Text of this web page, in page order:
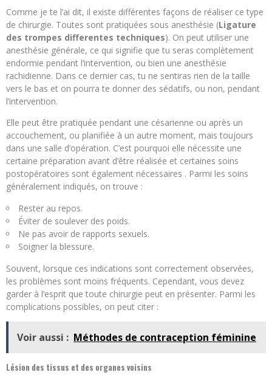
Comme je te l’ai dit, il existe différentes façons de réaliser ce type
de chirurgie. Toutes sont pratiquées sous anesthésie (Ligature
des trompes differentes techniques). On peut utiliser une
anesthésie générale, ce qui signifie que tu seras complètement
endormie pendant l’intervention, ou bien une anesthésie
rachidienne. Dans ce dernier cas, tu ne sentiras rien de la taille
vers le bas et on pourra te donner des sédatifs, ou non, pendant
l’intervention.
Elle peut être pratiquée pendant une césarienne ou après un
accouchement, ou planifiée à un autre moment, mais toujours
dans une salle d’opération. C’est pourquoi elle nécessite une
certaine préparation avant d’être réalisée et certaines soins
postopératoires sont également nécessaires . Parmi les soins
généralement indiqués, on trouve :
Rester au repos.
Éviter de soulever des poids.
Ne pas avoir de rapports sexuels.
Soigner la blessure.
Souvent, lorsque ces indications sont correctement observées,
les problèmes sont moins fréquents. Cependant, vous devez
garder à l’esprit que toute chirurgie peut en présenter. Parmi les
complications possibles, on peut citer :
Voir aussi : Méthodes de contraception féminine
Lésion des tissus et des organes voisins